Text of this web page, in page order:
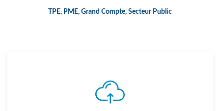
TPE, PME, Grand Compte, Secteur Public